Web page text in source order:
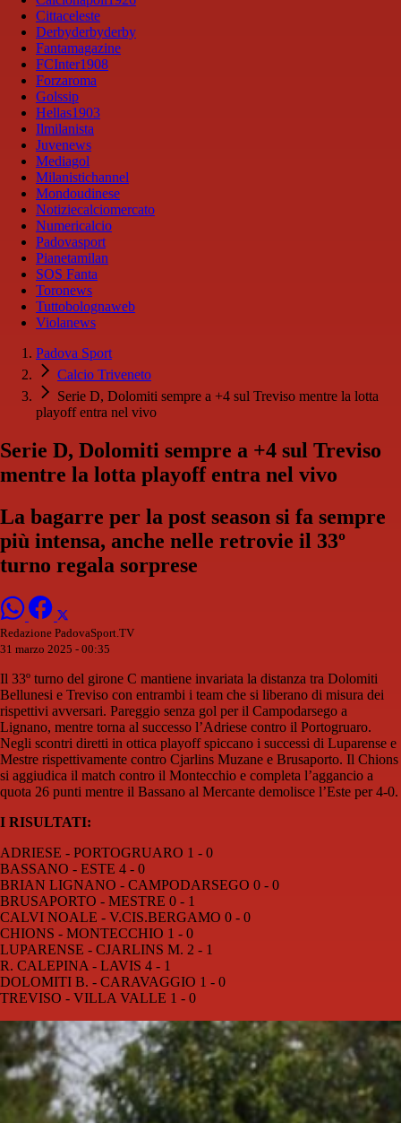
Cittaceleste
Derbyderbyderby
Fantamagazine
FCInter1908
Forzaroma
Golssip
Hellas1903
Ilmilanista
Juvenews
Mediagol
Milanistichannel
Mondoudinese
Notiziecalciomercato
Numericalcio
Padovasport
Pianetamilan
SOS Fanta
Toronews
Tuttobolognaweb
Violanews
Padova Sport
Calcio Triveneto
Serie D, Dolomiti sempre a +4 sul Treviso mentre la lotta
playoff entra nel vivo
Serie D, Dolomiti sempre a +4 sul Treviso
mentre la lotta playoff entra nel vivo
La bagarre per la post season si fa sempre
più intensa, anche nelle retrovie il 33º
turno regala sorprese
Redazione PadovaSport.TV
31 marzo 2025 - 00:35
Il 33º turno del girone C mantiene invariata la distanza tra Dolomiti
Bellunesi e Treviso con entrambi i team che si liberano di misura dei
rispettivi avversari. Pareggio senza gol per il Campodarsego a
Lignano, mentre torna al successo l’Adriese contro il Portogruaro.
Negli scontri diretti in ottica playoff spiccano i successi di Luparense e
Mestre rispettivamente contro Cjarlins Muzane e Brusaporto. Il Chions
si aggiudica il match contro il Montecchio e completa l’aggancio a
quota 26 punti mentre il Bassano al Mercante demolisce l’Este per 4-0.
I RISULTATI:
ADRIESE - PORTOGRUARO 1 - 0
BASSANO - ESTE 4 - 0
BRIAN LIGNANO - CAMPODARSEGO 0 - 0
BRUSAPORTO - MESTRE 0 - 1
CALVI NOALE - V.CIS.BERGAMO 0 - 0
CHIONS - MONTECCHIO 1 - 0
LUPARENSE - CJARLINS M. 2 - 1
R. CALEPINA - LAVIS 4 - 1
DOLOMITI B. - CARAVAGGIO 1 - 0
TREVISO - VILLA VALLE 1 - 0